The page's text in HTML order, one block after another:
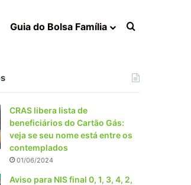
Guia do Bolsa Família Procurar por
CRAS libera lista de
beneficiários do Cartão Gás:
veja se seu nome está entre os
contemplados
01/06/2024
Aviso para NIS final 0, 1, 3, 4, 2,